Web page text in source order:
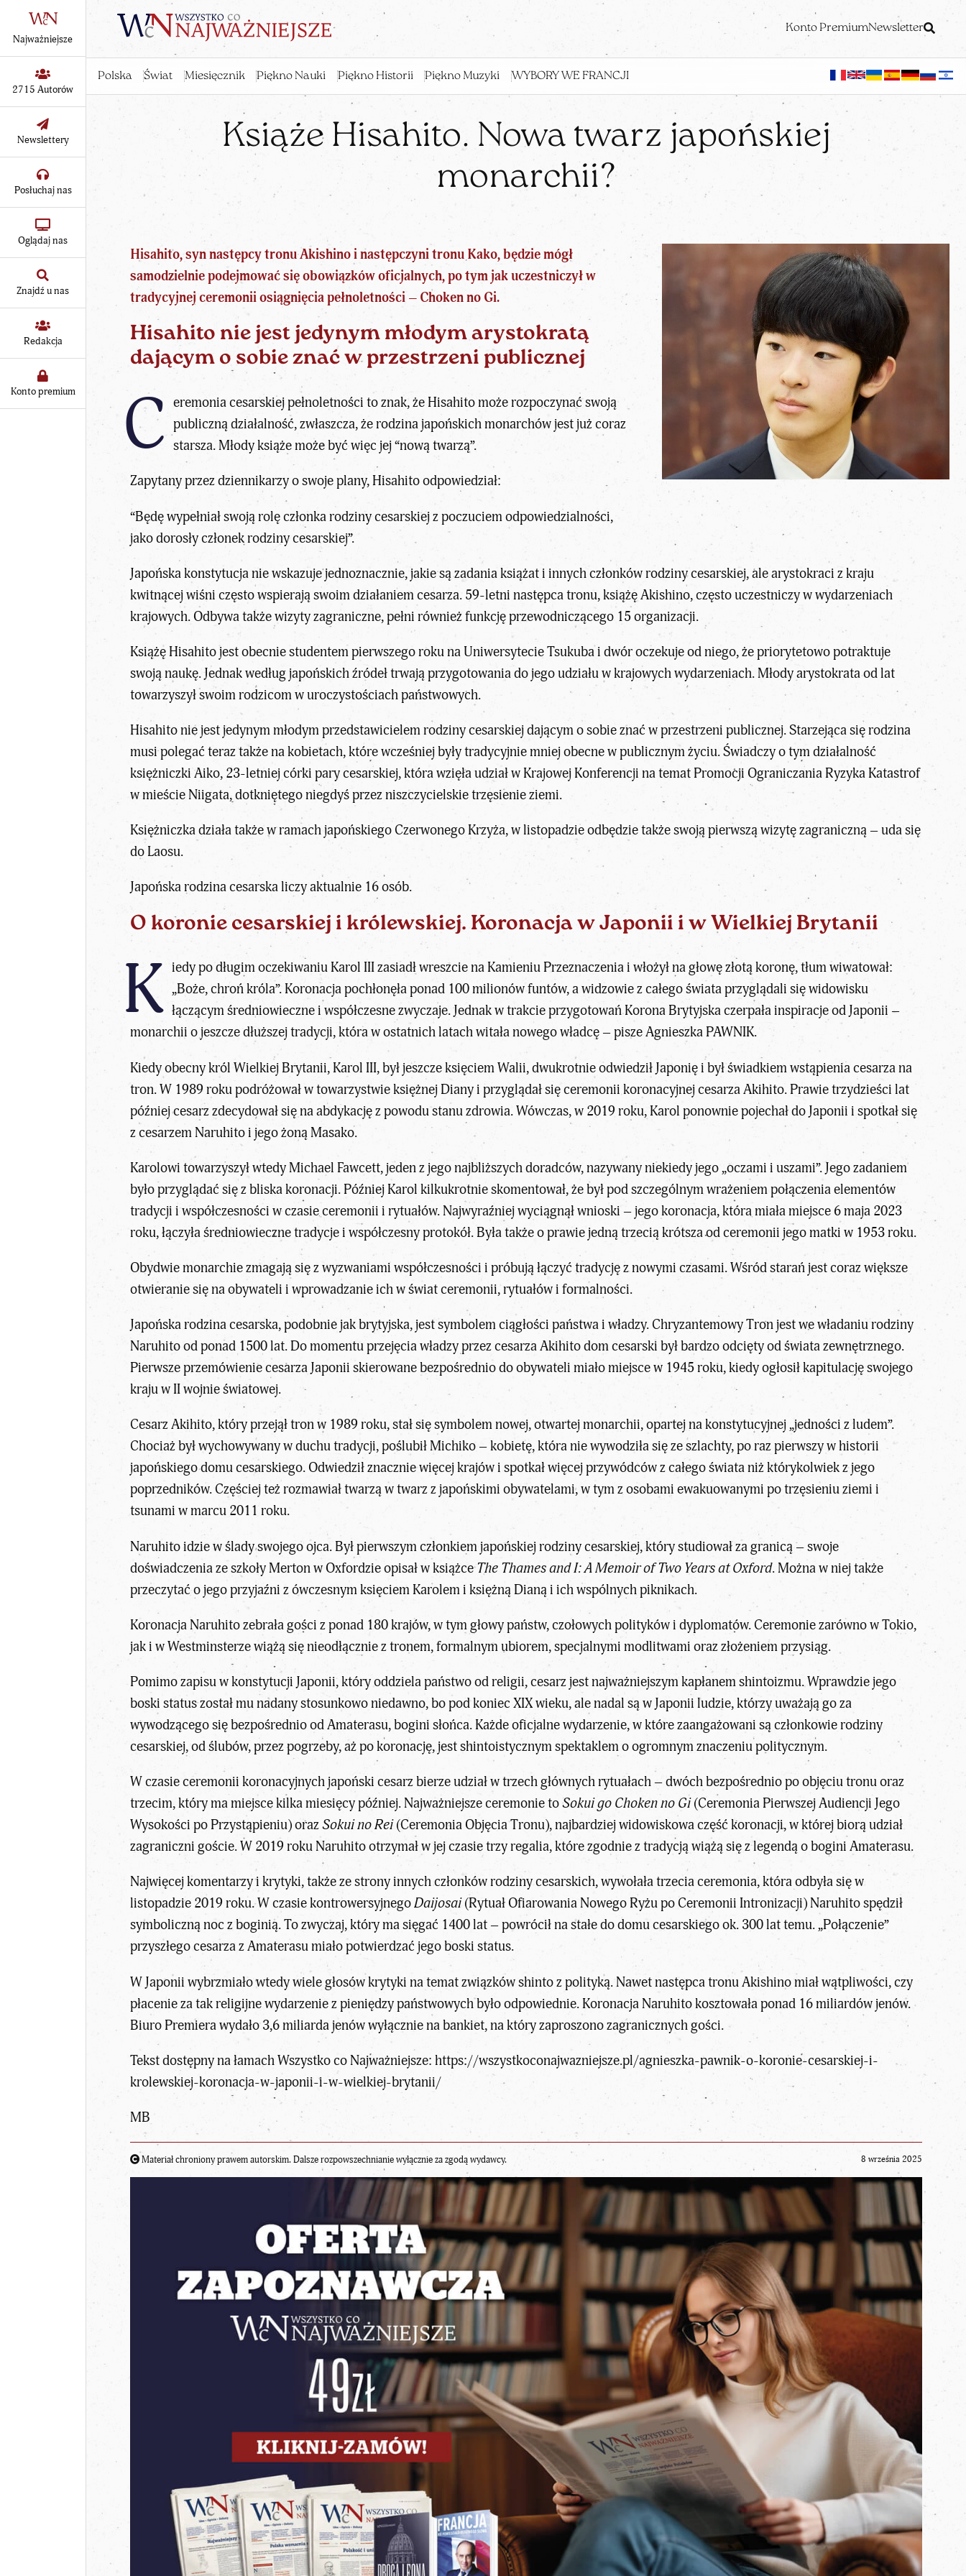
Konto PremiumNewsletter
Polska Świat Miesięcznik Piękno Nauki Piękno Historii Piękno Muzyki WYBORY WE FRANCJI
Najważniejsze
2715 Autorów
Newslettery
Posłuchaj nas
Oglądaj nas
Znajdź u nas
Redakcja
Konto premium
Książe Hisahito. Nowa twarz japońskiej
monarchii?
Hisahito, syn następcy tronu Akishino i następczyni tronu Kako, będzie mógł
samodzielnie podejmować się obowiązków oficjalnych, po tym jak uczestniczył w
tradycyjnej ceremonii osiągnięcia pełnoletności – Choken no Gi.
Hisahito nie jest jedynym młodym arystokratą
dającym o sobie znać w przestrzeni publicznej
C eremonia cesarskiej pełnoletności to znak, że Hisahito może rozpoczynać swoją
publiczną działalność, zwłaszcza, że rodzina japońskich monarchów jest już coraz
starsza. Młody książe może być więc jej “nową twarzą”.
Zapytany przez dziennikarzy o swoje plany, Hisahito odpowiedział:
“Będę wypełniał swoją rolę członka rodziny cesarskiej z poczuciem odpowiedzialności,
jako dorosły członek rodziny cesarskiej”.
Japońska konstytucja nie wskazuje jednoznacznie, jakie są zadania książat i innych członków rodziny cesarskiej, ale arystokraci z kraju
kwitnącej wiśni często wspierają swoim działaniem cesarza. 59-letni następca tronu, książę Akishino, często uczestniczy w wydarzeniach
krajowych. Odbywa także wizyty zagraniczne, pełni również funkcję przewodniczącego 15 organizacji.
Książę Hisahito jest obecnie studentem pierwszego roku na Uniwersytecie Tsukuba i dwór oczekuje od niego, że priorytetowo potraktuje
swoją naukę. Jednak według japońskich źródeł trwają przygotowania do jego udziału w krajowych wydarzeniach. Młody arystokrata od lat
towarzyszył swoim rodzicom w uroczystościach państwowych.
Hisahito nie jest jedynym młodym przedstawicielem rodziny cesarskiej dającym o sobie znać w przestrzeni publicznej. Starzejąca się rodzina
musi polegać teraz także na kobietach, które wcześniej były tradycyjnie mniej obecne w publicznym życiu. Świadczy o tym działalność
księżniczki Aiko, 23-letniej córki pary cesarskiej, która wzięła udział w Krajowej Konferencji na temat Promocji Ograniczania Ryzyka Katastrof
w mieście Niigata, dotkniętego niegdyś przez niszczycielskie trzęsienie ziemi.
Księżniczka działa także w ramach japońskiego Czerwonego Krzyża, w listopadzie odbędzie także swoją pierwszą wizytę zagraniczną – uda się
do Laosu.
Japońska rodzina cesarska liczy aktualnie 16 osób.
O koronie cesarskiej i królewskiej. Koronacja w Japonii i w Wielkiej Brytanii
K iedy po długim oczekiwaniu Karol III zasiadł wreszcie na Kamieniu Przeznaczenia i włożył na głowę złotą koronę, tłum wiwatował:
„Boże, chroń króla”. Koronacja pochłonęła ponad 100 milionów funtów, a widzowie z całego świata przyglądali się widowisku
łączącym średniowieczne i współczesne zwyczaje. Jednak w trakcie przygotowań Korona Brytyjska czerpała inspiracje od Japonii –
monarchii o jeszcze dłuższej tradycji, która w ostatnich latach witała nowego władcę – pisze Agnieszka PAWNIK.
Kiedy obecny król Wielkiej Brytanii, Karol III, był jeszcze księciem Walii, dwukrotnie odwiedził Japonię i był świadkiem wstąpienia cesarza na
tron. W 1989 roku podróżował w towarzystwie księżnej Diany i przyglądał się ceremonii koronacyjnej cesarza Akihito. Prawie trzydzieści lat
później cesarz zdecydował się na abdykację z powodu stanu zdrowia. Wówczas, w 2019 roku, Karol ponownie pojechał do Japonii i spotkał się
z cesarzem Naruhito i jego żoną Masako.
Karolowi towarzyszył wtedy Michael Fawcett, jeden z jego najbliższych doradców, nazywany niekiedy jego „oczami i uszami”. Jego zadaniem
było przyglądać się z bliska koronacji. Później Karol kilkukrotnie skomentował, że był pod szczególnym wrażeniem połączenia elementów
tradycji i współczesności w czasie ceremonii i rytuałów. Najwyraźniej wyciągnął wnioski – jego koronacja, która miała miejsce 6 maja 2023
roku, łączyła średniowieczne tradycje i współczesny protokół. Była także o prawie jedną trzecią krótsza od ceremonii jego matki w 1953 roku.
Obydwie monarchie zmagają się z wyzwaniami współczesności i próbują łączyć tradycję z nowymi czasami. Wśród starań jest coraz większe
otwieranie się na obywateli i wprowadzanie ich w świat ceremonii, rytuałów i formalności.
Japońska rodzina cesarska, podobnie jak brytyjska, jest symbolem ciągłości państwa i władzy. Chryzantemowy Tron jest we władaniu rodziny
Naruhito od ponad 1500 lat. Do momentu przejęcia władzy przez cesarza Akihito dom cesarski był bardzo odcięty od świata zewnętrznego.
Pierwsze przemówienie cesarza Japonii skierowane bezpośrednio do obywateli miało miejsce w 1945 roku, kiedy ogłosił kapitulację swojego
kraju w II wojnie światowej.
CesarzAkihito, który przejął tron w 1989 roku, stał się symbolem nowej, otwartej monarchii, opartej na konstytucyjnej „jedności z ludem”.
Chociaż był wychowywany w duchu tradycji, poślubił Michiko – kobietę, która nie wywodziła się ze szlachty, po raz pierwszy w historii
japońskiego domu cesarskiego. Odwiedził znacznie więcej krajów i spotkał więcej przywódców z całego świata niż którykolwiek z jego
poprzedników. Częściej też rozmawiał twarzą w twarz z japońskimi obywatelami, w tym z osobami ewakuowanymi po trzęsieniu ziemi i
tsunami w marcu 2011 roku.
Naruhito idzie w ślady swojego ojca. Był pierwszym członkiem japońskiej rodziny cesarskiej, który studiował za granicą – swoje
doświadczenia ze szkoły Merton w Oxfordzie opisał w książceThe Thames and I: A Memoir of Two Years at Oxford. Można w niej także
przeczytać o jego przyjaźni z ówczesnym księciem Karolem i księżną Dianą i ich wspólnych piknikach.
Koronacja Naruhitozebrała gości z ponad 180 krajów, w tym głowy państw, czołowych polityków i dyplomatów. Ceremonie zarówno w Tokio,
jak i w Westminsterze wiążą się nieodłącznie z tronem, formalnym ubiorem, specjalnymi modlitwami oraz złożeniem przysiąg.
Pomimo zapisu w konstytucji Japonii, który oddziela państwo od religii, cesarz jest najważniejszym kapłanem shintoizmu. Wprawdzie jego
boski status został mu nadany stosunkowo niedawno, bo pod koniec XIX wieku, ale nadal są w Japonii ludzie, którzy uważają go za
wywodzącego się bezpośrednio od Amaterasu, bogini słońca. Każde oficjalne wydarzenie, w które zaangażowani są członkowie rodziny
cesarskiej, od ślubów, przez pogrzeby, aż po koronację, jest shintoistycznym spektaklem o ogromnym znaczeniu politycznym.
W czasie ceremonii koronacyjnych japoński cesarz bierze udział w trzech głównych rytuałach – dwóch bezpośrednio po objęciu tronu oraz
trzecim, który ma miejsce kilka miesięcy później. Najważniejsze ceremonie toSokui go Choken no Gi(Ceremonia Pierwszej Audiencji Jego
Wysokości po Przystąpieniu) orazSokui no Rei(Ceremonia Objęcia Tronu), najbardziej widowiskowa część koronacji, w której biorą udział
zagraniczni goście. W 2019 roku Naruhito otrzymał w jej czasie trzy regalia, które zgodnie z tradycją wiążą się z legendą o bogini Amaterasu.
Najwięcej komentarzy i krytyki, także ze strony innych członków rodziny cesarskich, wywołała trzecia ceremonia, która odbyła się w
listopadzie 2019 roku. W czasie kontrowersyjnegoDaijosai(Rytuał Ofiarowania Nowego Ryżu po Ceremonii Intronizacji) Naruhito spędził
symboliczną noc z boginią. To zwyczaj, który ma sięgać 1400 lat – powrócił na stałe do domu cesarskiego ok. 300 lat temu. „Połączenie”
przyszłego cesarza z Amaterasu miało potwierdzać jego boski status.
W Japonii wybrzmiało wtedy wiele głosów krytyki na temat związków shinto z polityką. Nawet następca tronu Akishino miał wątpliwości, czy
płacenie za tak religijne wydarzenie z pieniędzy państwowych było odpowiednie. Koronacja Naruhito kosztowała ponad 16 miliardów jenów.
Biuro Premiera wydało 3,6 miliarda jenów wyłącznie na bankiet, na który zaproszono zagranicznych gości.
Tekst dostępny na łamach Wszystko co Najważniejsze:https://wszystkoconajwazniejsze.pl/agnieszka-pawnik-o-koronie-cesarskiej-i-
krolewskiej-koronacja-w-japonii-i-w-wielkiej-brytanii/
MB
Materiał chroniony prawem autorskim. Dalsze rozpowszechnianie wyłącznie za zgodą wydawcy. 8 września 2025